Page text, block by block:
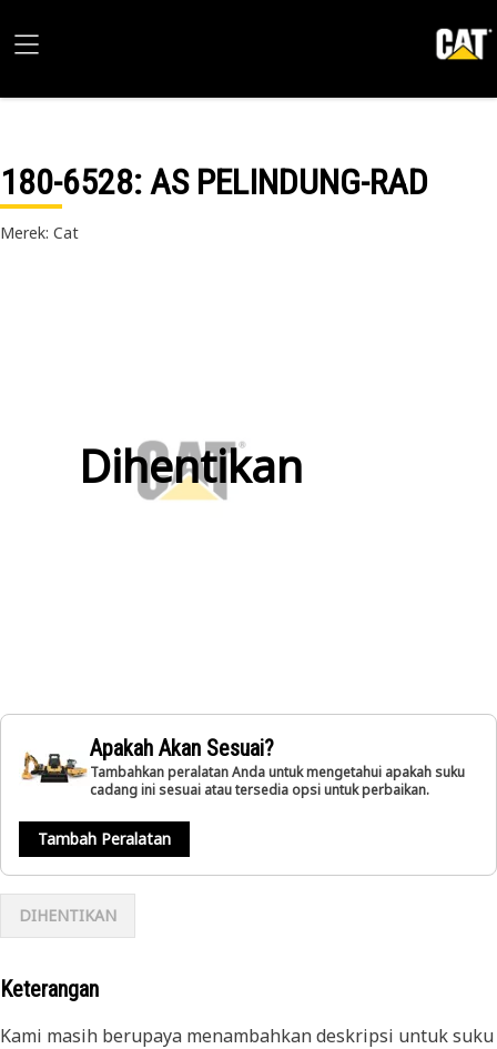
180-6528: AS PELINDUNG-RAD
Merek: Cat
Dihentikan
Apakah Akan Sesuai?
Tambahkan peralatan Anda untuk mengetahui apakah suku
cadang ini sesuai atau tersedia opsi untuk perbaikan.
Tambah Peralatan
DIHENTIKAN
Keterangan
Kami masih berupaya menambahkan deskripsi untuk suku